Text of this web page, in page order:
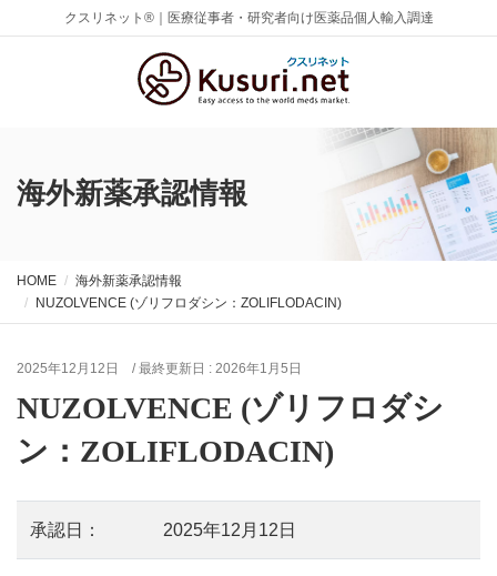
クスリネット®｜医療従事者・研究者向け医薬品個人輸入調達
海外新薬承認情報
HOME
海外新薬承認情報
NUZOLVENCE (ゾリフロダシン：ZOLIFLODACIN)
2025年12月12日 / 最終更新日 : 2026年1月5日
NUZOLVENCE (ゾリフロダシ
ン：ZOLIFLODACIN)
承認日： 2025年12月12日